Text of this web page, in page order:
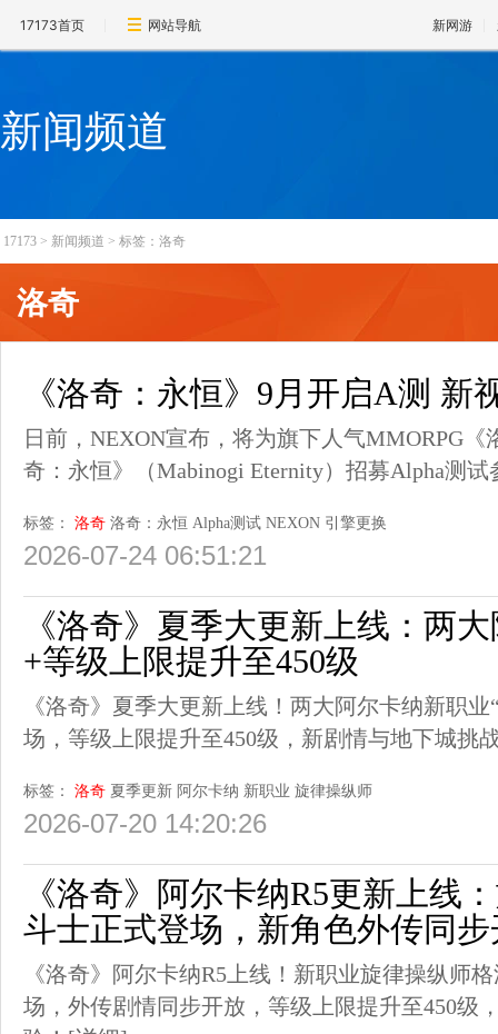
17173首页 网站导航 新网游
新闻频道
17173 > 新闻频道 > 标签：洛奇
洛奇
《洛奇：永恒》9月开启A测 新
日前，NEXON宣布，将为旗下人气MMORPG
奇：永恒》（Mabinogi Eternity）招募Alpha测试
标签： 洛奇 洛奇：永恒 Alpha测试 NEXON 引擎更换
2026-07-24 06:51:21
《洛奇》夏季大更新上线：两
+等级上限提升至450级
《洛奇》夏季大更新上线！两大阿尔卡纳新职
场，等级上限提升至450级，新剧情与地下城挑
标签： 洛奇 夏季更新 阿尔卡纳 新职业 旋律操纵师
2026-07-20 14:20:26
《洛奇》阿尔卡纳R5更新上线
斗士正式登场，新角色外传同
《洛奇》阿尔卡纳R5上线！新职业旋律操纵师
场，外传剧情同步开放，等级上限提升至450级